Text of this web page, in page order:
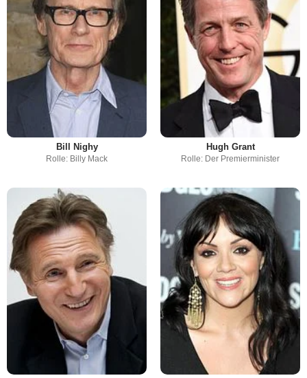
Bill Nighy
Rolle: Billy Mack
Hugh Grant
Rolle: Der Premierminister